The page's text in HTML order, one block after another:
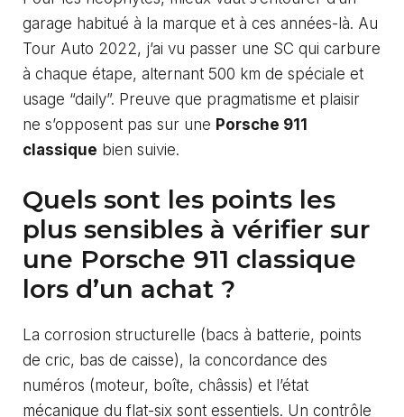
garage habitué à la marque et à ces années-là. Au
Tour Auto 2022, j’ai vu passer une SC qui carbure
à chaque étape, alternant 500 km de spéciale et
usage “daily”. Preuve que pragmatisme et plaisir
ne s’opposent pas sur une Porsche 911
classique bien suivie.
Quels sont les points les
plus sensibles à vérifier sur
une Porsche 911 classique
lors d’un achat ?
La corrosion structurelle (bacs à batterie, points
de cric, bas de caisse), la concordance des
numéros (moteur, boîte, châssis) et l’état
mécanique du flat-six sont essentiels. Un contrôle